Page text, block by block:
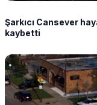
Şarkıcı Cansever
kaybetti